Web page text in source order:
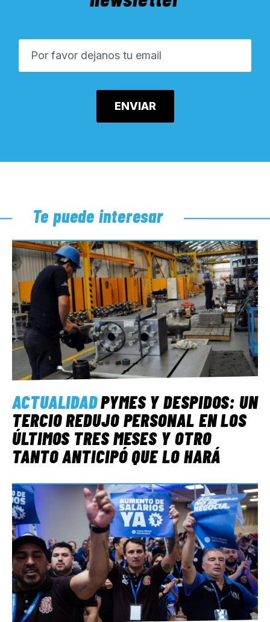
Te puede interesar
ACTUALIDADPYMES Y DESPIDOS: UN
TERCIO REDUJO PERSONAL EN LOS
ÚLTIMOS TRES MESES Y OTRO
TANTO ANTICIPÓ QUE LO HARÁ